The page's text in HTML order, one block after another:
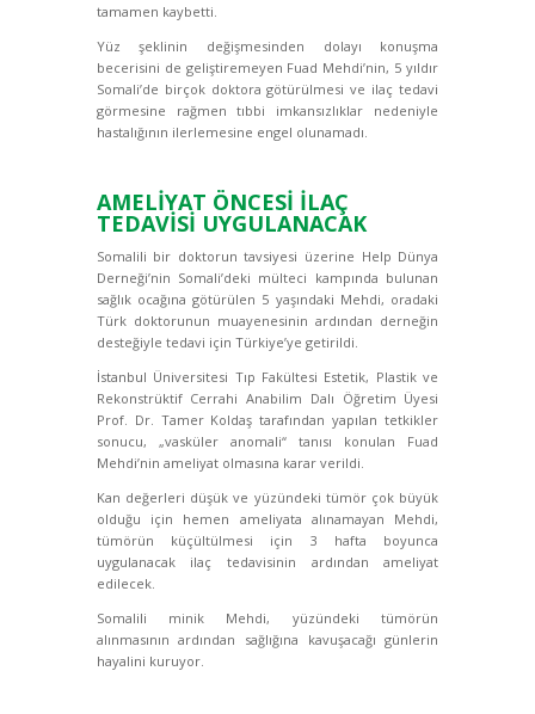
tamamen kaybetti.
Yüz şeklinin değişmesinden dolayı konuşma
becerisini de geliştiremeyen Fuad Mehdi’nin, 5 yıldır
Somali’de birçok doktora götürülmesi ve ilaç tedavi
görmesine rağmen tıbbi imkansızlıklar nedeniyle
hastalığının ilerlemesine engel olunamadı.
AMELİYAT ÖNCESİ İLAÇ
TEDAVİSİ UYGULANACAK
Somalili bir doktorun tavsiyesi üzerine Help Dünya
Derneği’nin Somali’deki mülteci kampında bulunan
sağlık ocağına götürülen 5 yaşındaki Mehdi, oradaki
Türk doktorunun muayenesinin ardından derneğin
desteğiyle tedavi için Türkiye’ye getirildi.
İstanbul Üniversitesi Tıp Fakültesi Estetik, Plastik ve
Rekonstrüktif Cerrahi Anabilim Dalı Öğretim Üyesi
Prof. Dr. Tamer Koldaş tarafından yapılan tetkikler
sonucu, „vasküler anomali“ tanısı konulan Fuad
Mehdi’nin ameliyat olmasına karar verildi.
Kan değerleri düşük ve yüzündeki tümör çok büyük
olduğu için hemen ameliyata alınamayan Mehdi,
tümörün küçültülmesi için 3 hafta boyunca
uygulanacak ilaç tedavisinin ardından ameliyat
edilecek.
Somalili minik Mehdi, yüzündeki tümörün
alınmasının ardından sağlığına kavuşacağı günlerin
hayalini kuruyor.